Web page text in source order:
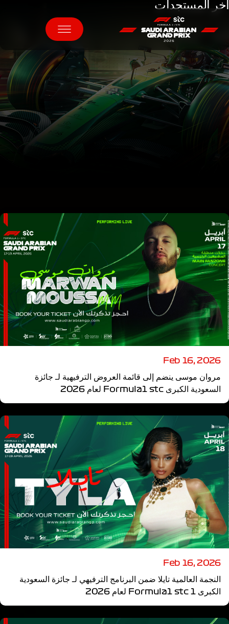
آخر المستجدات
Feb 16, 2026
مروان موسى ينضم إلى قائمة العروض الترفيهية لـ جائزة
السعودية الكبرى Formula1 stc لعام 2026
Feb 16, 2026
النجمة العالمية تايلا ضمن البرنامج الترفيهي لـ جائزة السعودية
الكبرى Formula1 stc 1 لعام 2026